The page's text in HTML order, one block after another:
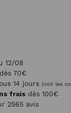
12/08
dès 70€
14 jours (voir les
frais dès 100€
2565 avis